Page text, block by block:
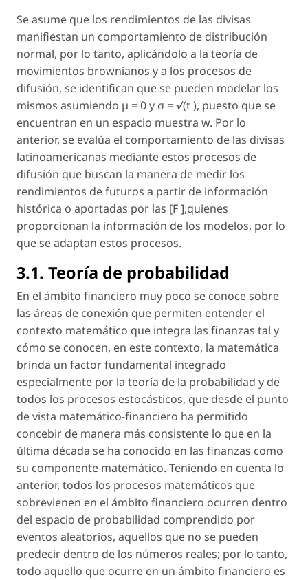
Se asume que los rendimientos de las divisas
manifiestan un comportamiento de distribución
normal, por lo tanto, aplicándolo a la teoría de
movimientos brownianos y a los procesos de
difusión, se identifican que se pueden modelar los
mismos asumiendo µ = 0 y σ = √(t ), puesto que se
encuentran en un espacio muestra w. Por lo
anterior, se evalúa el comportamiento de las divisas
latinoamericanas mediante estos procesos de
difusión que buscan la manera de medir los
rendimientos de futuros a partir de información
histórica o aportadas por las [F],quienes
proporcionan la información de los modelos, por lo
que se adaptan estos procesos.
3.1. Teoría de probabilidad
En el ámbito financiero muy poco se conoce sobre
las áreas de conexión que permiten entender el
contexto matemático que integra las finanzas tal y
cómo se conocen, en este contexto, la matemática
brinda un factor fundamental integrado
especialmente por la teoría de la probabilidad y de
todos los procesos estocásticos, que desde el punto
de vista matemático-financiero ha permitido
concebir de manera más consistente lo que en la
última década se ha conocido en las finanzas como
su componente matemático. Teniendo en cuenta lo
anterior, todos los procesos matemáticos que
sobrevienen en el ámbito financiero ocurren dentro
del espacio de probabilidad comprendido por
eventos aleatorios, aquellos que no se pueden
predecir dentro de los números reales; por lo tanto,
todo aquello que ocurre en un ámbito financiero es